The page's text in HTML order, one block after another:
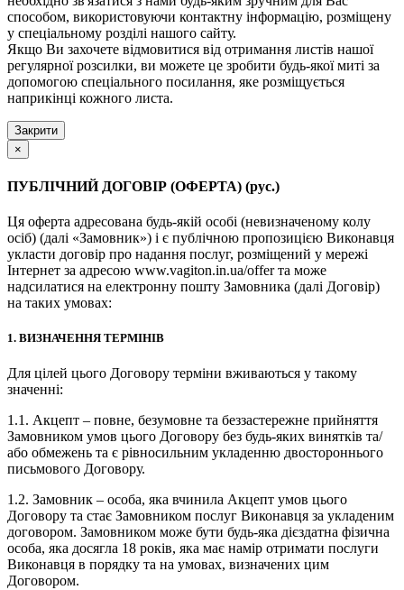
способом, використовуючи контактну інформацію, розміщену
у спеціальному розділі нашого сайту.
Якщо Ви захочете відмовитися від отримання листів нашої
регулярної розсилки, ви можете це зробити будь-якої миті за
допомогою спеціального посилання, яке розміщується
наприкінці кожного листа.
Закрити
×
ПУБЛІЧНИЙ ДОГОВІР (ОФЕРТА) (рус.)
Ця оферта адресована будь-якій особі (невизначеному колу
осіб) (далі «Замовник») і є публічною пропозицією Виконавця
укласти договір про надання послуг, розміщений у мережі
Інтернет за адресою www.vagiton.in.ua/offer та може
надсилатися на електронну пошту Замовника (далі Договір)
на таких умовах:
1. ВИЗНАЧЕННЯ ТЕРМІНІВ
Для цілей цього Договору терміни вживаються у такому
значенні:
1.1. Акцепт – повне, безумовне та беззастережне прийняття
Замовником умов цього Договору без будь-яких винятків та/
або обмежень та є рівносильним укладенню двостороннього
письмового Договору.
1.2. Замовник – особа, яка вчинила Акцепт умов цього
Договору та стає Замовником послуг Виконавця за укладеним
договором. Замовником може бути будь-яка дієздатна фізична
особа, яка досягла 18 років, яка має намір отримати послуги
Виконавця в порядку та на умовах, визначених цим
Договором.